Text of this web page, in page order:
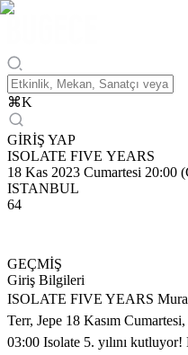
⌘K
GİRİŞ YAP
ISOLATE FIVE YEARS
18 Kas 2023 Cumartesi 20:00
ISTANBUL
64
GEÇMİŞ
Giriş Bilgileri
ISOLATE FIVE YEARS
Terr, Jepe 18 Kasım
03:00 Isolate 5. yılını